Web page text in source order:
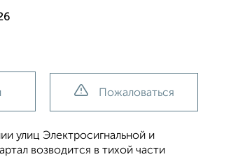
Пожаловаться
улиц Электросигнальной и
возводится в тихой части